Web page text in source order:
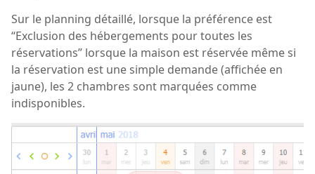
Sur le planning détaillé, lorsque la préférence est
“Exclusion des hébergements pour toutes les
réservations” lorsque la maison est réservée même si
la réservation est une simple demande (affichée en
jaune), les 2 chambres sont marquées comme
indisponibles.